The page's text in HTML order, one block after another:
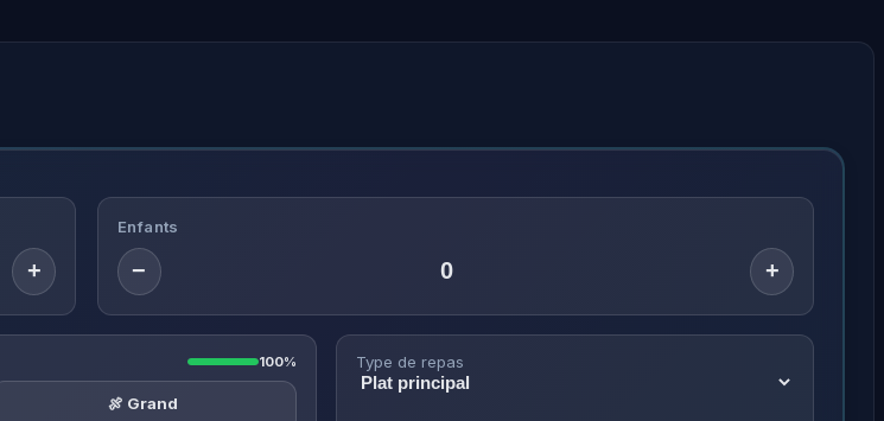
+
Enfants
− +
100%
🍖 Grand
Type de repas